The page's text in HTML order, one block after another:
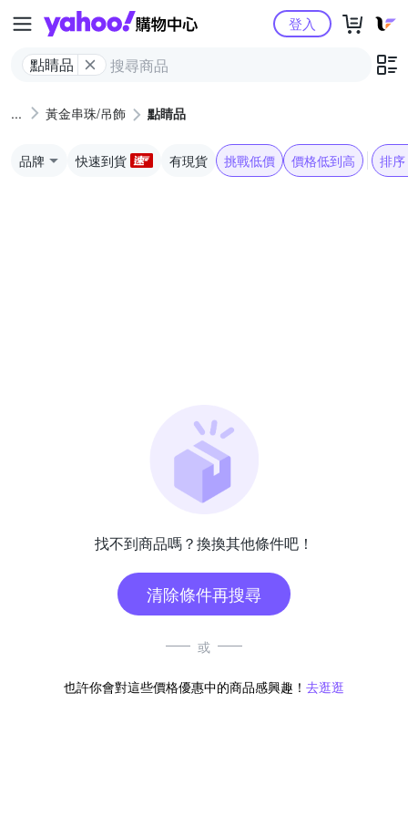
Yahoo購物中心
點睛品
登入
黃金串珠/吊飾 點睛品
品牌 快速到貨 有現貨 挑戰低價 價格低到高 排序
找不到商品嗎？換換其他條件吧！
清除條件再搜尋
或
也許你會對這些價格優惠中的商品感興趣！ 去逛逛